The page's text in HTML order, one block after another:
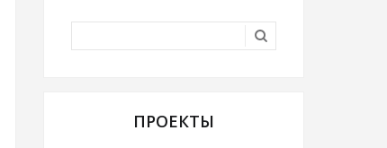
ПРОЕКТЫ